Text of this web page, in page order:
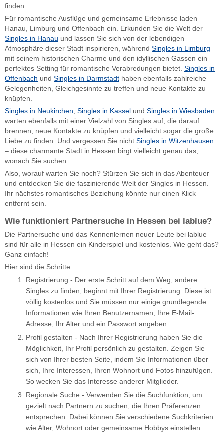
finden.
Für romantische Ausflüge und gemeinsame Erlebnisse laden
Hanau, Limburg und Offenbach ein. Erkunden Sie die Welt der
Singles in Hanau und lassen Sie sich von der lebendigen
Atmosphäre dieser Stadt inspirieren, während Singles in Limburg
mit seinem historischen Charme und den idyllischen Gassen ein
perfektes Setting für romantische Verabredungen bietet. Singles in
Offenbach und Singles in Darmstadt haben ebenfalls zahlreiche
Gelegenheiten, Gleichgesinnte zu treffen und neue Kontakte zu
knüpfen.
Singles in Neukirchen Singles in Kassel und Singles in Wiesbaden
warten ebenfalls mit einer Vielzahl von Singles auf, die darauf
brennen, neue Kontakte zu knüpfen und vielleicht sogar die große
Liebe zu finden. Und vergessen Sie nicht Singles in Witzenhausen
– diese charmante Stadt in Hessen birgt vielleicht genau das,
wonach Sie suchen.
Also, worauf warten Sie noch? Stürzen Sie sich in das Abenteuer
und entdecken Sie die faszinierende Welt der Singles in Hessen.
Ihr nächstes romantisches Beziehung könnte nur einen Klick
entfernt sein.
Wie funktioniert Partnersuche in Hessen bei lablue?
Die Partnersuche und das Kennenlernen neuer Leute bei lablue
sind für alle in Hessen ein Kinderspiel und kostenlos. Wie geht das?
Ganz einfach!
Hier sind die Schritte:
Registrierung - Der erste Schritt auf dem Weg, andere
Singles zu finden, beginnt mit Ihrer Registrierung. Diese ist
völlig kostenlos und Sie müssen nur einige grundlegende
Informationen wie Ihren Benutzernamen, Ihre E-Mail-
Adresse, Ihr Alter und ein Passwort angeben.
Profil gestalten - Nach Ihrer Registrierung haben Sie die
Möglichkeit, Ihr Profil persönlich zu gestalten. Zeigen Sie
sich von Ihrer besten Seite, indem Sie Informationen über
sich, Ihre Interessen, Ihren Wohnort und Fotos hinzufügen.
So wecken Sie das Interesse anderer Mitglieder.
Regionale Suche - Verwenden Sie die Suchfunktion, um
gezielt nach Partnern zu suchen, die Ihren Präferenzen
entsprechen. Dabei können Sie verschiedene Suchkriterien
wie Alter, Wohnort oder gemeinsame Hobbys einstellen.